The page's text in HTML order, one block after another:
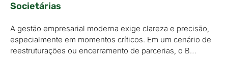
Societárias
A gestão empresarial moderna exige clareza e precisão,
especialmente em momentos críticos. Em um cenário de
reestruturações ou encerramento de parcerias, o B…